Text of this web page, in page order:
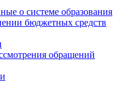
о системе образования
бюджетных средств
обращений